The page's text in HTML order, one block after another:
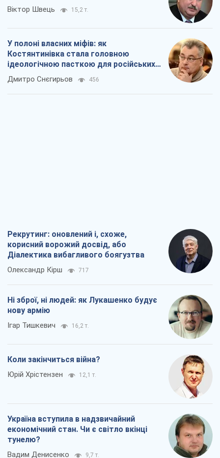
Віктор Швець 15,2 т.
У полоні власних міфів: як
Костянтинівка стала головною
ідеологічною пасткою для російських
окупантів
Дмитро Снєгирьов 456
Рекрутинг: оновлений і, схоже,
корисний ворожий досвід, або
Діалектика вибагливого боягузтва
Олександр Кірш 717
Ні зброї, ні людей: як Лукашенко будує
нову армію
Ігар Тишкевич 16,2 т.
Коли закінчиться війна?
Юрій Хрістензен 12,1 т.
Україна вступила в надзвичайний
економічний стан. Чи є світло вкінці
тунелю?
Вадим Денисенко 9,7 т.